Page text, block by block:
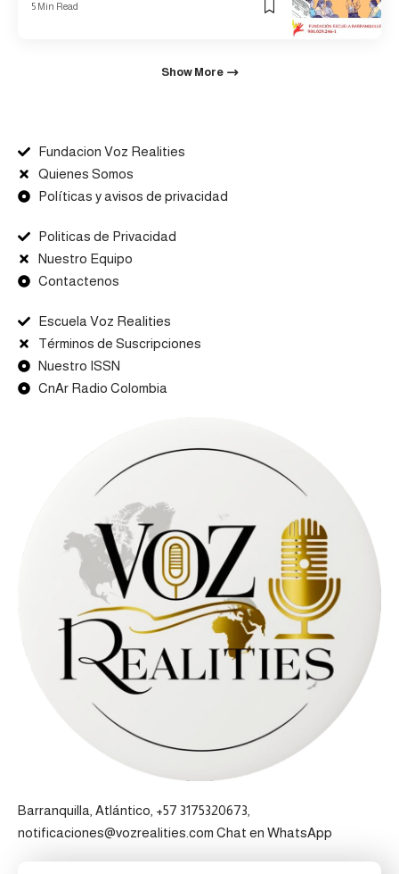
5 Min Read
Show More
Fundacion Voz Realities
Quienes Somos
Políticas y avisos de privacidad
Politicas de Privacidad
Nuestro Equipo
Contactenos
Escuela Voz Realities
Términos de Suscripciones
Nuestro ISSN
CnAr Radio Colombia
Barranquilla, Atlántico, +57 3175320673,
notificaciones@vozrealities.com Chat en WhatsApp